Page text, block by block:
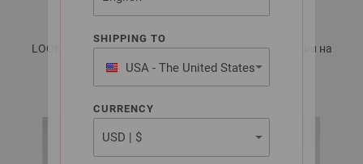
SHIPPING TO
USA - The United States
of America
CURRENCY
LOOKBOOK No. 16 - Журнал на немецком, инструкции на
русском языке | Модель 23